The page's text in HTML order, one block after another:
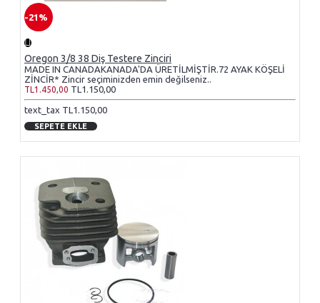
-21%
Oregon 3/8 38 Diş Testere Zinciri
MADE IN CANADAKANADA'DA ÜRETİLMİŞTİR.72 AYAK KÖŞELİ
ZİNCİR* Zincir seçiminizden emin değilseniz..
TL1.450,00 TL1.150,00
text_tax TL1.150,00
SEPETE EKLE